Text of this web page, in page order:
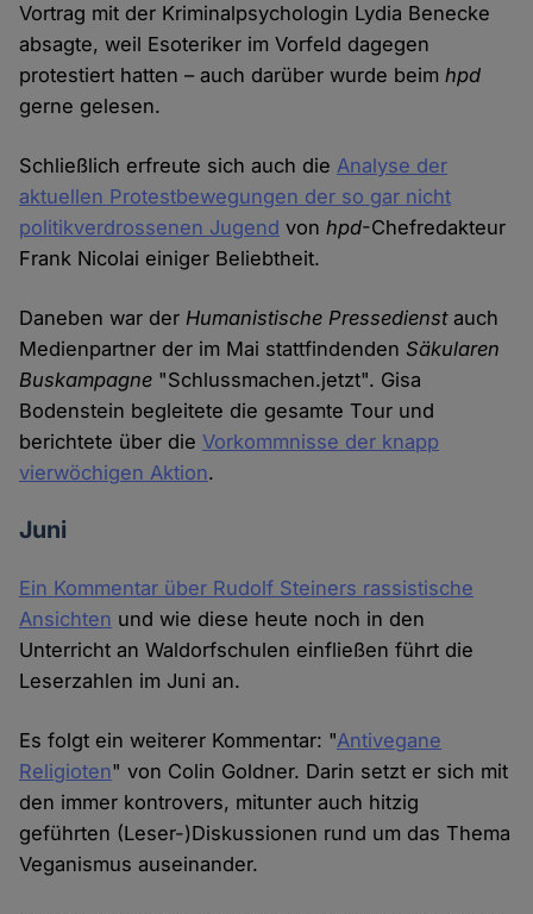
Vortrag mit der Kriminalpsychologin Lydia Benecke
absagte, weil Esoteriker im Vorfeld dagegen
protestiert hatten – auch darüber wurde beimhpd
gerne gelesen.
Schließlich erfreute sich auch dieAnalyse der
aktuellen Protestbewegungen der so gar nicht
politikverdrossenen Jugend vonhpd-Chefredakteur
Frank Nicolai einiger Beliebtheit.
Daneben war derHumanistische Pressedienstauch
Medienpartner der im Mai stattfindendenSäkularen
Buskampagne "Schlussmachen.jetzt". Gisa
Bodenstein begleitete die gesamte Tour und
berichtete über dieVorkommnisse der knapp
vierwöchigen Aktion.
Juni
Ein Kommentar über Rudolf Steiners rassistische
Ansichten und wie diese heute noch in den
Unterricht an Waldorfschulen einfließen führt die
Leserzahlen im Juni an.
Es folgt ein weiterer Kommentar: "Antivegane
Religioten" von Colin Goldner. Darin setzt er sich mit
den immer kontrovers, mitunter auch hitzig
geführten (Leser-)Diskussionen rund um das Thema
Veganismus auseinander.